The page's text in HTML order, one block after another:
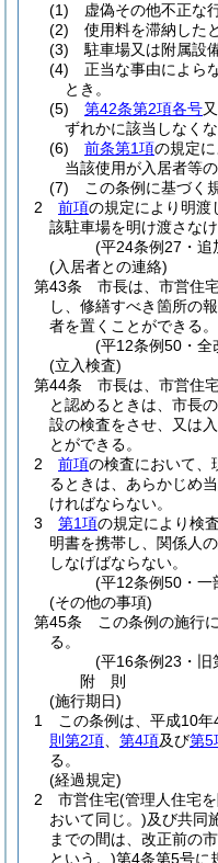
(1)
虚偽その他不正な
(2)
使用料を滞納した
(3)
駐車場又は附属設
(4)
正当な事由によら
とき。
(5)
第42条第2項各号
ずれかに該当しなくな
(6)
前条第1項の規定に
当該使用が入居者等
(7)
この条例に基づく
2
前項の規定により明渡
該駐車場を明け渡さなけ
(平24条例27・追
(入居者との連絡)
第43条
市長は、市営住
し、修繕すべき箇所の
者を置くことができる。
(平12条例50・全
(立入検査)
第44条
市長は、市営住
と認めるときは、市長
設の検査をさせ、又は
とができる。
2
前項の検査において、
るときは、あらかじめ
ければならない。
3
第1項の規定により検
明書を携帯し、関係人
しなげばならない。
(平12条例50・一
(その他の事項)
第45条
この条例の施行
る。
(平16条例23・旧
附 則
(施行期日)
1
この条例は、平成10年
則第2項
第4項及び第5
る。
(経過規定)
2
市営住宅(管理人住宅
おいて同じ。)及び共同
までの間は、改正前の
という。)第4条第5号に